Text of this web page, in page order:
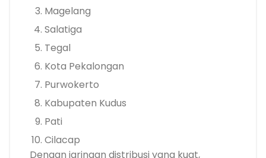
Magelang
Salatiga
Tegal
Kota Pekalongan
Purwokerto
Kabupaten Kudus
Pati
Cilacap
Dengan jaringan distribusi yang kuat,